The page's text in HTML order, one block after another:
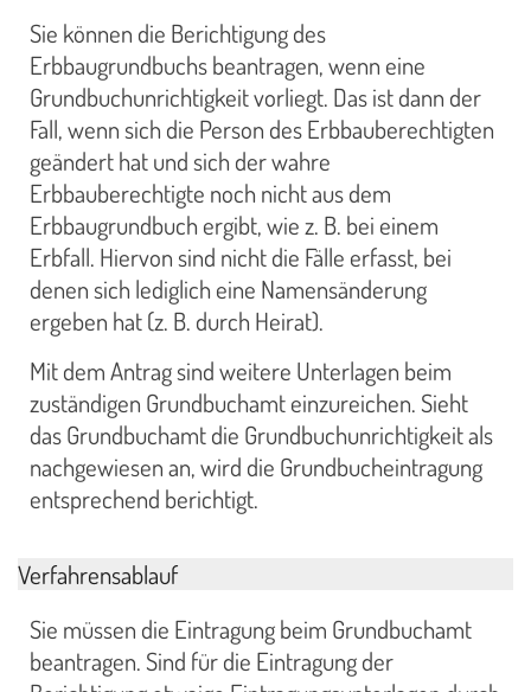
Sie können die Berichtigung des
Erbbaugrundbuchs beantragen, wenn eine
Grundbuchunrichtigkeit vorliegt. Das ist dann der
Fall, wenn sich die Person des Erbbauberechtigten
geändert hat und sich der wahre
Erbbauberechtigte noch nicht aus dem
Erbbaugrundbuch ergibt, wie z. B. bei einem
Erbfall. Hiervon sind nicht die Fälle erfasst, bei
denen sich lediglich eine Namensänderung
ergeben hat (z. B. durch Heirat).
Mit dem Antrag sind weitere Unterlagen beim
zuständigen Grundbuchamt einzureichen. Sieht
das Grundbuchamt die Grundbuchunrichtigkeit als
nachgewiesen an, wird die Grundbucheintragung
entsprechend berichtigt.
Verfahrensablauf
Sie müssen die Eintragung beim Grundbuchamt
beantragen. Sind für die Eintragung der